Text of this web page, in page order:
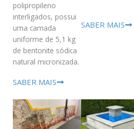
polipropileno
interligados, possui
uma camada
uniforme de 5,1 kg
de bentonite sódica
natural micronizada.
SABER MAIS
SABER MAIS